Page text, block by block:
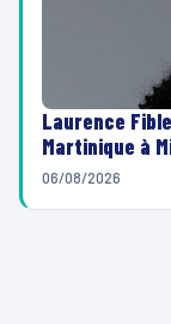
Laurence
Martinique à
06/08/2026